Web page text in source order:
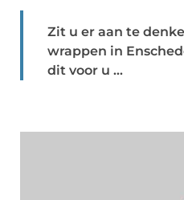
Zit u er aan te
wrappen in
dit voor u ...